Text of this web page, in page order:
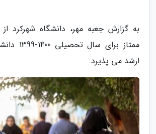
به گزارش جعبه مهر، دانشگاه شهرکرد
ممتاز
ارشد می پذیرد.